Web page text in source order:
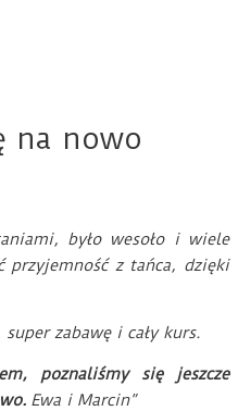
na nowo
było wesoło i wiele
przyjemność z tańca, dzięki
zabawę i cały kurs.
poznaliśmy się jeszcze
Ewa i Marcin”